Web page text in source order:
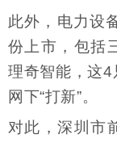
此外，电力设
份上市，包括
理奇智能，这
网下“打新”。
对此，深圳市